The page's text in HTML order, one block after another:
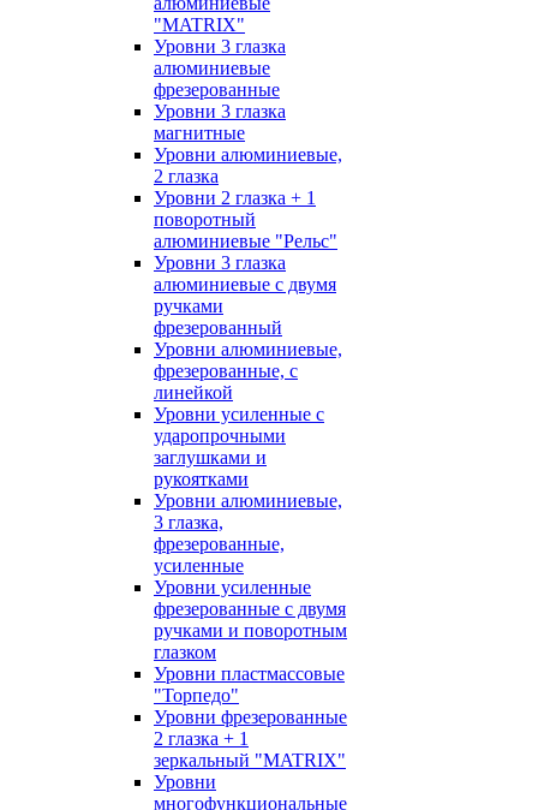
"MATRIX"
Уровни 3 глазка
алюминиевые
фрезерованные
Уровни 3 глазка
магнитные
Уровни алюминиевые,
2 глазка
Уровни 2 глазка + 1
поворотный
алюминиевые "Рельс"
Уровни 3 глазка
алюминиевые с двумя
ручками
фрезерованный
Уровни алюминиевые,
фрезерованные, с
линейкой
Уровни усиленные с
ударопрочными
заглушками и
рукоятками
Уровни алюминиевые,
3 глазка,
фрезерованные,
усиленные
Уровни усиленные
фрезерованные с двумя
ручками и поворотным
глазком
Уровни пластмассовые
"Торпедо"
Уровни фрезерованные
2 глазка + 1
зеркальный "MATRIX"
Уровни
многофункциональные